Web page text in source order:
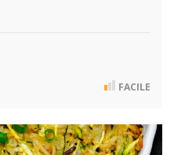
FACILE